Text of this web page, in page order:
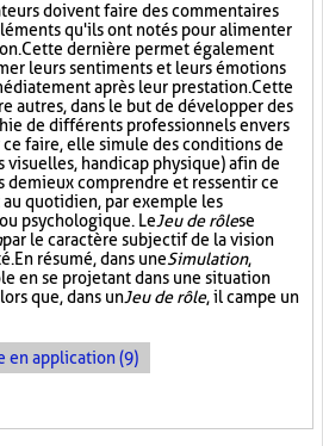
doivent faire des commentaires
qu'ils ont notés pour alimenter
Cette dernière permet également
leurs sentiments et leurs émotions
après leur prestation. Cette
autres, dans le but de développer des
de différents professionnels envers
faire, elle simule des conditions de
visuelles, handicap physique) afin de
de mieux comprendre et ressentir ce
quotidien, par exemple les
psychologique. LeJeu de rôlese
par le caractère subjectif de la vision
En résumé, dans uneSimulation,
en se projetant dans une situation
que, dans unJeu de rôle, il campe un
en application (9)